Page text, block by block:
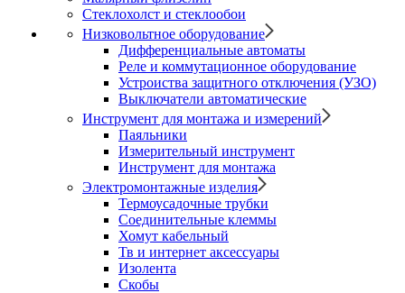
Стеклохолст и стеклообои
Низковольтное оборудование
Дифференциальные автоматы
Реле и коммутационное оборудование
Устроиства защитного отключения (УЗО)
Выключатели автоматические
Инструмент для монтажа и измерений
Паяльники
Измерительный инструмент
Инструмент для монтажа
Электромонтажные изделия
Термоусадочные трубки
Соединительные клеммы
Хомут кабельный
Тв и интернет аксессуары
Изолента
Скобы